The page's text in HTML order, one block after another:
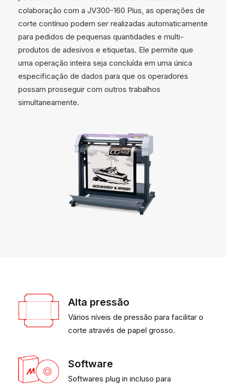
colaboração com a JV300-160 Plus, as operações de
corte contínuo podem ser realizadas automaticamente
para pedidos de pequenas quantidades e multi-
produtos de adesivos e etiquetas. Ele permite que
uma operação inteira seja concluída em uma única
especificação de dados para que os operadores
possam prosseguir com outros trabalhos
simultaneamente.
Alta pressão
Vários níveis de pressão para facilitar o
corte através de papel grosso.
Software
Softwares plug in incluso para